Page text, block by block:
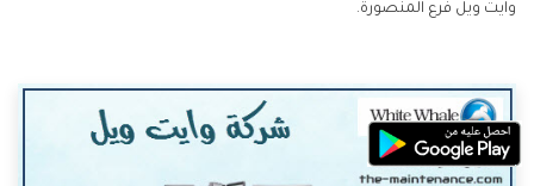
وايت ويل فرع المنصورة.